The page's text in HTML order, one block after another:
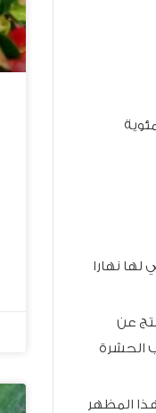
،و درجات الحرارة من 25 الى 30 درجة مئوية
نهارا
عن
الحشرة
المظهر